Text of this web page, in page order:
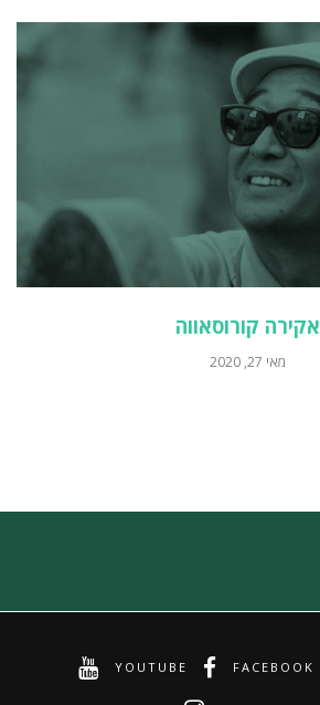
אקירה קורוסאווה
מאי 27, 2020
FACEBOOK
YOUTUBE